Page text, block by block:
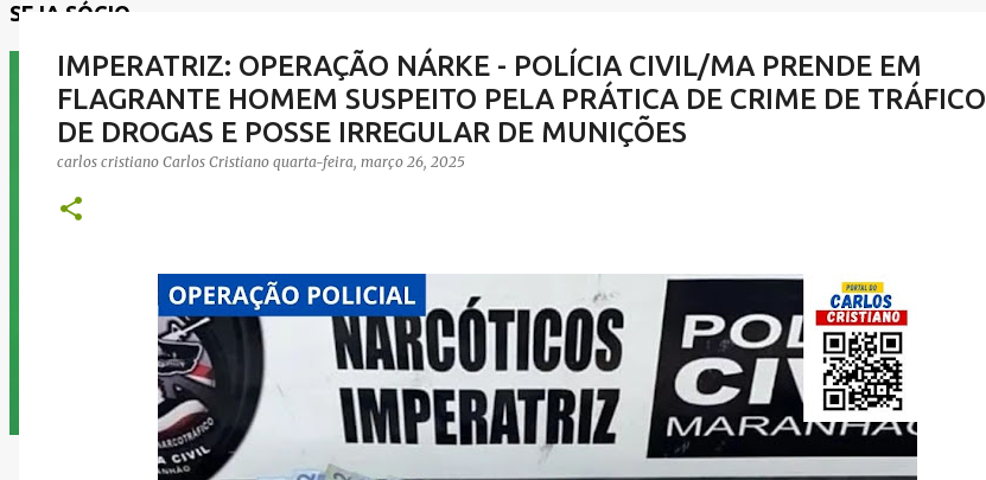
SEJA SÓCIO
IMPERATRIZ: OPERAÇÃO NÁRKE - POLÍCIA CIVIL/MA PRENDE EM
FLAGRANTE HOMEM SUSPEITO PELA PRÁTICA DE CRIME DE TRÁFICO
DE DROGAS E POSSE IRREGULAR DE MUNIÇÕES
carlos cristiano Carlos Cristiano quarta-feira, março 26, 2025